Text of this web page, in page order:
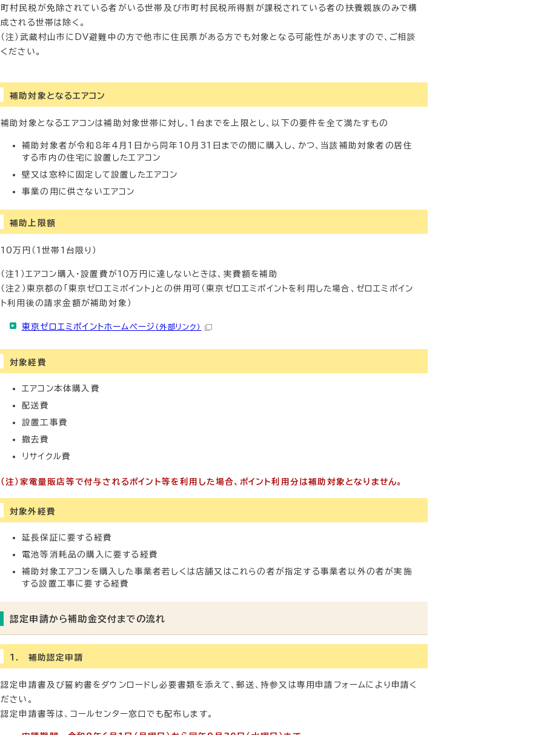
町村民税が免除されている者がいる世帯及び市町村民税所得割が課税されている者の扶養親族のみで構
成される世帯は除く。
（注）武蔵村山市にDV避難中の方で他市に住民票がある方でも対象となる可能性がありますので、ご相談
ください。
補助対象となるエアコン
補助対象となるエアコンは補助対象世帯に対し、1台までを上限とし、以下の要件を全て満たすもの
補助対象者が令和8年4月1日から同年10月31日までの間に購入し、かつ、当該補助対象者の居住
する市内の住宅に設置したエアコン
壁又は窓枠に固定して設置したエアコン
事業の用に供さないエアコン
補助上限額
10万円（1世帯1台限り）
（注1）エアコン購入・設置費が10万円に達しないときは、実費額を補助
（注2）東京都の「東京ゼロエミポイント」との併用可（東京ゼロエミポイントを利用した場合、ゼロエミポイン
ト利用後の請求金額が補助対象）
東京ゼロエミポイントホームページ （外部リンク）
対象経費
エアコン本体購入費
配送費
設置工事費
撤去費
リサイクル費
（注）家電量販店等で付与されるポイント等を利用した場合、ポイント利用分は補助対象となりません。
対象外経費
延長保証に要する経費
電池等消耗品の購入に要する経費
補助対象エアコンを購入した事業者若しくは店舗又はこれらの者が指定する事業者以外の者が実施
する設置工事に要する経費
認定申請から補助金交付までの流れ
1. 補助認定申請
認定申請書及び誓約書をダウンロードし必要書類を添えて、郵送、持参又は専用申請フォームにより申請く
ださい。
認定申請書等は、コールセンター窓口でも配布します。